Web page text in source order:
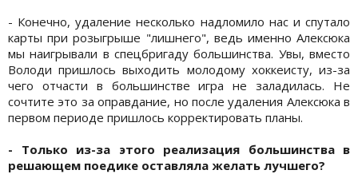
- Конечно, удаление несколько надломило нас и спутало
карты при розыгрыше "лишнего", ведь именно Алексюка
мы наигрывали в спецбригаду большинства. Увы, вместо
Володи пришлось выходить молодому хоккеисту, из-за
чего отчасти в большинстве игра не заладилась. Не
сочтите это за оправдание, но после удаления Алексюка в
первом периоде пришлось корректировать планы.
- Только из-за этого реализация большинства в
решающем поедике оставляла желать лучшего?